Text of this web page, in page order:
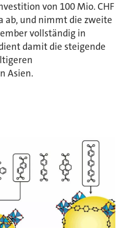
von 100 Mio. CHF
ab, und nimmt die zweite
vollständig in
damit die steigende
Asien.